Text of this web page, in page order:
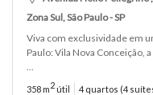
Zona Sul, São Paulo - SP
Viva com exclusividade em
Paulo: Vila Nova Conceição,
...
358 m2 útil 4 quartos (4